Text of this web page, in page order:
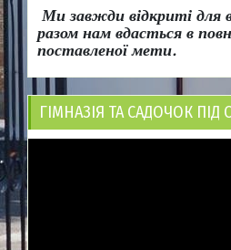
Ми завжди відкриті для
разом нам вдасться в
поставленої мети.
ГІМНАЗІЯ ТА САДОЧОК